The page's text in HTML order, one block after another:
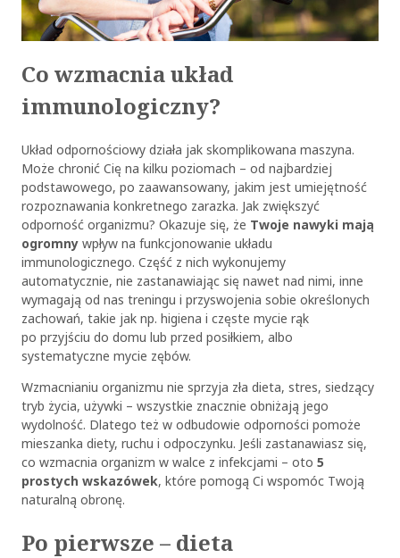
Co wzmacnia układ
immunologiczny?
Układ odpornościowy działa jak skomplikowana maszyna.
Może chronić Cię na kilku poziomach – od najbardziej
podstawowego, po zaawansowany, jakim jest umiejętność
rozpoznawania konkretnego zarazka. Jak zwiększyć
odporność organizmu? Okazuje się, że Twoje nawyki mają
ogromnywpływ na funkcjonowanie układu
immunologicznego. Część z nich wykonujemy
automatycznie, nie zastanawiając się nawet nad nimi, inne
wymagają od nas treningu i przyswojenia sobie określonych
zachowań, takie jak np. higiena i częste mycie rąk
po przyjściu do domu lub przed posiłkiem, albo
systematyczne mycie zębów.
Wzmacnianiu organizmu nie sprzyja zła dieta, stres, siedzący
tryb życia, używki – wszystkie znacznie obniżają jego
wydolność. Dlatego też w odbudowie odporności pomoże
mieszanka diety, ruchu i odpoczynku. Jeśli zastanawiasz się,
co wzmacnia organizm w walce z infekcjami – oto 5
prostych wskazówek, które pomogą Ci wspomóc Twoją
naturalną obronę.
Po pierwsze – dieta